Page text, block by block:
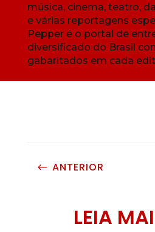
música, cinema, teatro,
e várias reportagens
Pepper é o portal de
diversificado do Brasil
gabaritados em cada
# ANTERIOR
LEIA